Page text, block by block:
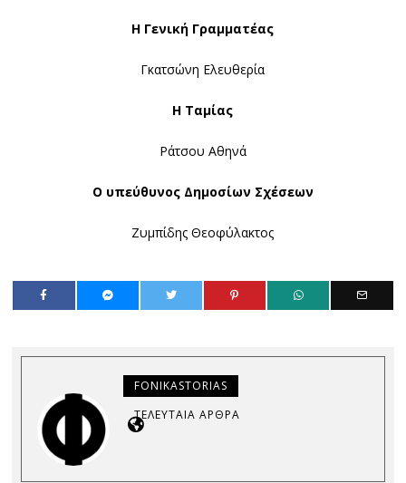
Η Γενική Γραμματέας
Γκατσώνη Ελευθερία
Η Ταμίας
Ράτσου Αθηνά
Ο υπεύθυνος Δημοσίων Σχέσεων
Ζυμπίδης Θεοφύλακτος
FONIKASTORIAS
ΤΕΛΕΥΤΑΊΑ ΆΡΘΡΑ